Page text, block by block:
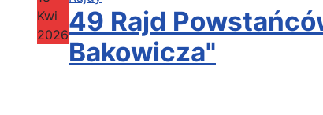
Kwi
202649 Rajd
Bakowicza"